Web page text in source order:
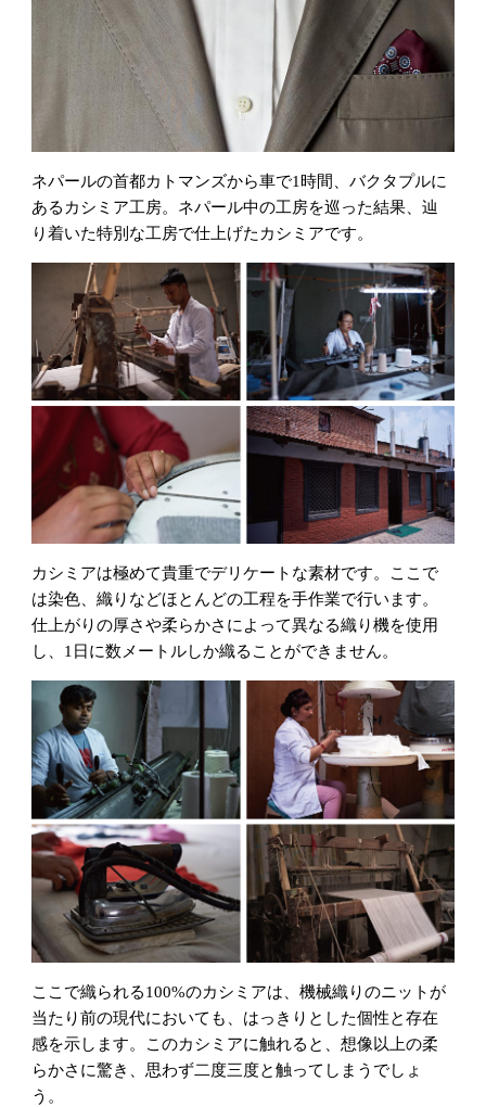
ネパールの首都カトマンズから車で1時間、バクタプルに
あるカシミア工房。ネパール中の工房を巡った結果、辿
り着いた特別な工房で仕上げたカシミアです。
カシミアは極めて貴重でデリケートな素材です。ここで
は染色、織りなどほとんどの工程を手作業で行います。
仕上がりの厚さや柔らかさによって異なる織り機を使用
し、1日に数メートルしか織ることができません。
ここで織られる100%のカシミアは、機械織りのニットが
当たり前の現代においても、はっきりとした個性と存在
感を示します。このカシミアに触れると、想像以上の柔
らかさに驚き、思わず二度三度と触ってしまうでしょ
う。